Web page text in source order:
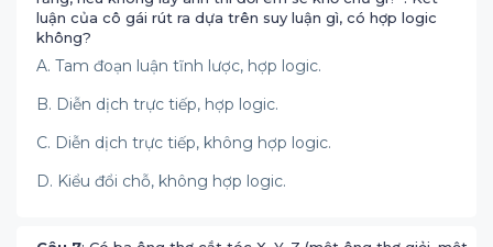
luận của cô gái rút ra dựa trên suy luận gì, có hợp logic
không?
A. Tam đoạn luận tĩnh lược, hợp logic.
B. Diễn dịch trực tiếp, hợp logic.
C. Diễn dịch trực tiếp, không hợp logic.
D. Kiểu đổi chỗ, không hợp logic.